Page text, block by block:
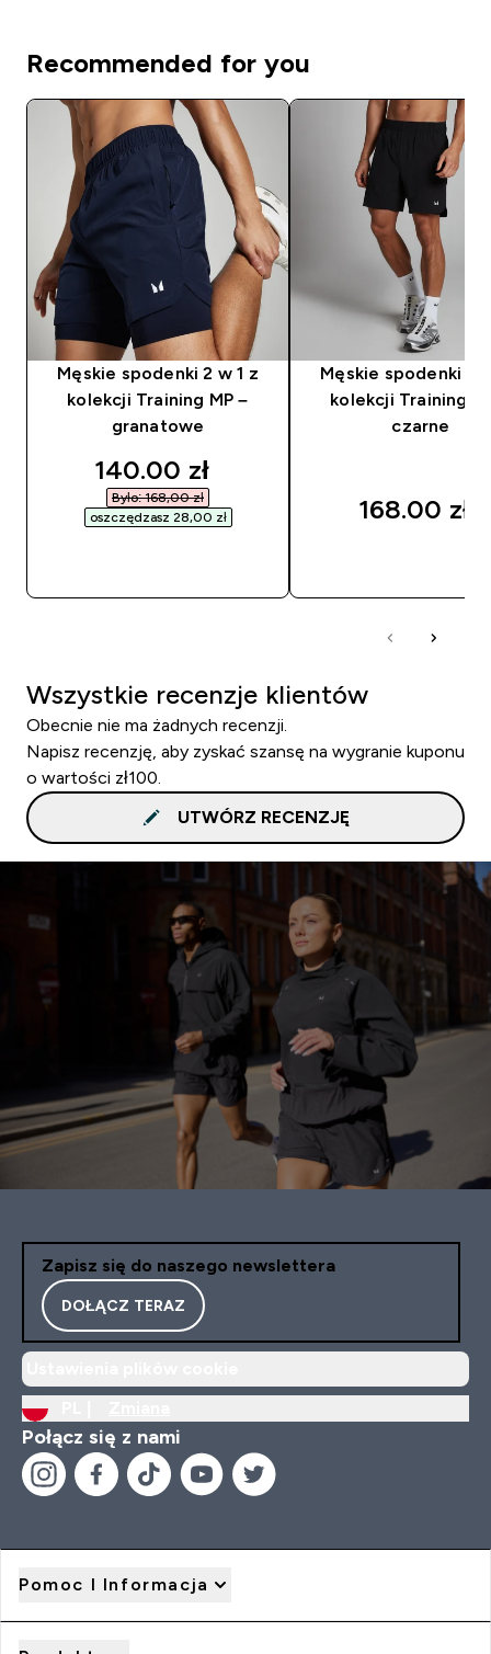
Recommended for you
Męskie spodenki 2 w 1 z
kolekcji Training MP –
granatowe
discounted price
140.00 zł‎
Było: 168,00 zł‎
oszczędzasz 28,00 zł‎
Męskie spodenki 2
kolekcji Training
czarne
168.00 zł‎
Wszystkie recenzje klientów
Obecnie nie ma żadnych recenzji.
Napisz recenzję, aby zyskać szansę na wygranie kuponu
o wartości zł100.
UTWÓRZ RECENZJĘ
Zapisz się do naszego newslettera
DOŁĄCZ TERAZ
Połącz się z nami
Pomoc I Informacja